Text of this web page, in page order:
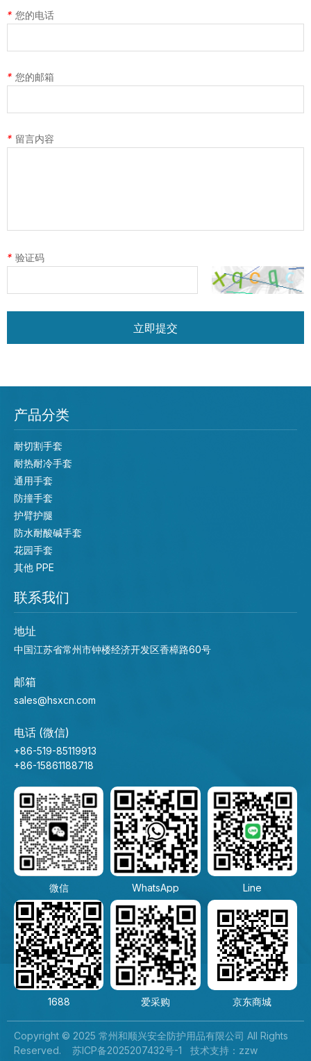
* 您的电话
* 您的邮箱
* 留言内容
* 验证码
立即提交
产品分类
耐切割手套
耐热耐冷手套
通用手套
防撞手套
护臂护腿
防水耐酸碱手套
花园手套
其他 PPE
联系我们
地址
中国江苏省常州市钟楼经济开发区香樟路60号
邮箱
sales@hsxcn.com
电话 (微信)
+86-519-85119913
+86-15861188718
微信 WhatsApp Line
1688 爱采购 京东商城
Copyright © 2025 常州和顺兴安全防护用品有限公司 All Rights
Reserved. 苏ICP备2025207432号-1 技术支持： zzw